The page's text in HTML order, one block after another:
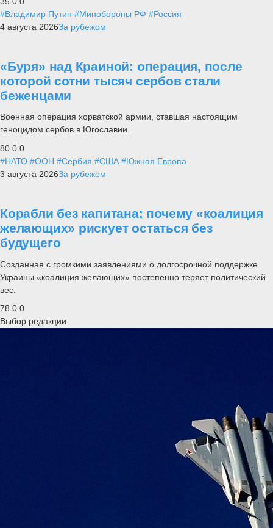
#Владимир Путин #Минобороны РФ #Россия
4 августа 2026За рубежом
«Буря» над Краиной: операция, после
которой сотни тысяч сербов стали
беженцами
Военная операция хорватской армии, ставшая настоящим
геноцидом сербов в Югославии.
80 0 0
#НАТО #ООН #Сербия #США #Южная Европа
3 августа 2026За рубежом
Корабли без капитана: почему «коалиция
желающих» рискует остаться без
будущего
Созданная с громкими заявлениями о долгосрочной поддержке
Украины «коалиция желающих» постепенно теряет политический
вес.
78 0 0
Выбор редакции